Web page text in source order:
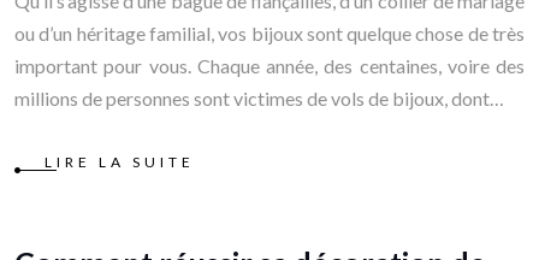
ou d’un héritage familial, vos bijoux sont quelque chose de très
important pour vous. Chaque année, des centaines, voire des
millions de personnes sont victimes de vols de bijoux, dont…
LIRE LA SUITE